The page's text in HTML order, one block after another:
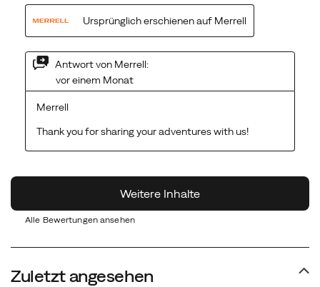
Alle Bewertungen ansehen
Zuletzt angesehen